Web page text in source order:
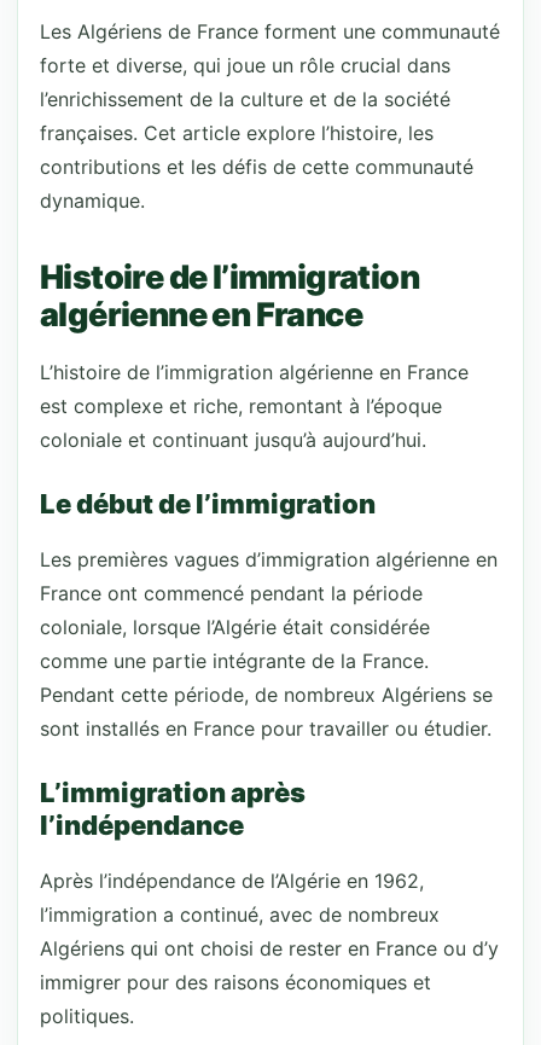
Les Algériens de France forment une communauté
forte et diverse, qui joue un rôle crucial dans
l’enrichissement de la culture et de la société
françaises. Cet article explore l’histoire, les
contributions et les défis de cette communauté
dynamique.
Histoire de l’immigration
algérienne en France
L’histoire de l’immigration algérienne en France
est complexe et riche, remontant à l’époque
coloniale et continuant jusqu’à aujourd’hui.
Le début de l’immigration
Les premières vagues d’immigration algérienne en
France ont commencé pendant la période
coloniale, lorsque l’Algérie était considérée
comme une partie intégrante de la France.
Pendant cette période, de nombreux Algériens se
sont installés en France pour travailler ou étudier.
L’immigration après
l’indépendance
Après l’indépendance de l’Algérie en 1962,
l’immigration a continué, avec de nombreux
Algériens qui ont choisi de rester en France ou d’y
immigrer pour des raisons économiques et
politiques.